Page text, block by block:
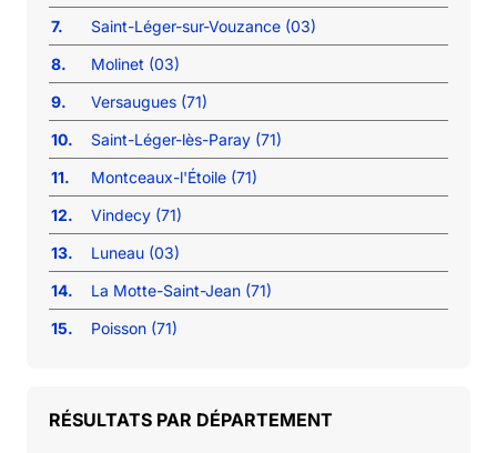
7.
Saint-Léger-sur-Vouzance (03)
8.
Molinet (03)
9.
Versaugues (71)
10.
Saint-Léger-lès-Paray (71)
11.
Montceaux-l'Étoile (71)
12.
Vindecy (71)
13.
Luneau (03)
14.
La Motte-Saint-Jean (71)
15.
Poisson (71)
RÉSULTATS PAR DÉPARTEMENT